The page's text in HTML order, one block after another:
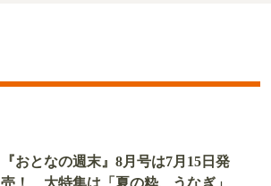
『おとなの週末』8月号は7月15日発